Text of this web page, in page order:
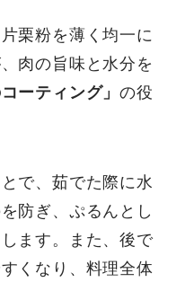
栗粉を薄く均一に
肉の旨味と水分を
コーティング」の役
で、茹でた際に水
防ぎ、ぷるんとし
ます。また、後で
くなり、料理全体